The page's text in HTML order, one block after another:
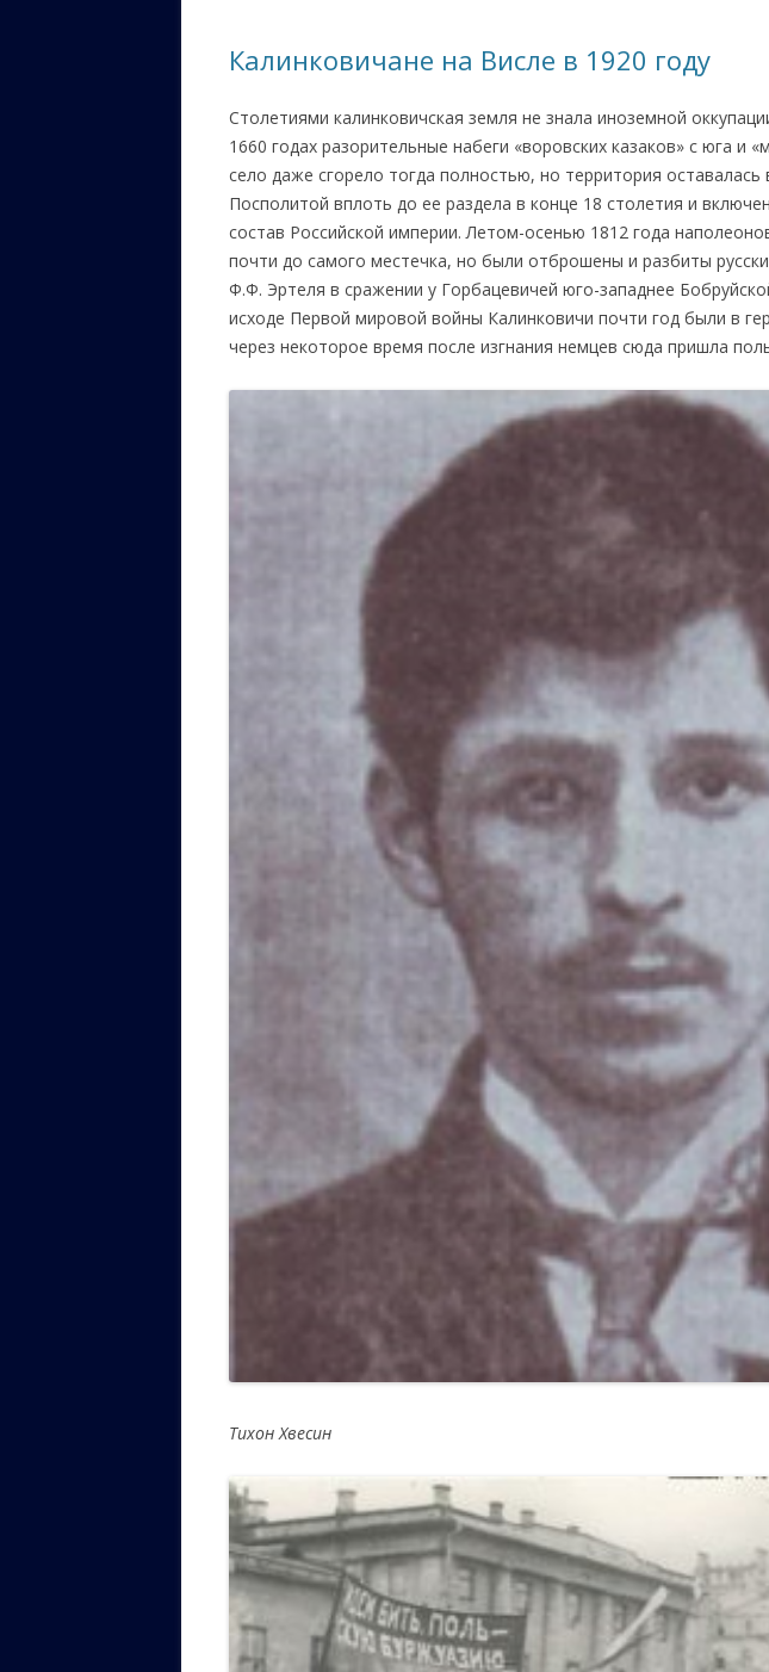
КАЛИНКОВИЧАХ СЕЙЧАС
ОЗАРИЧИ
ИНФОРМАЦИЯ К СТАРОМУ
САЙТУ
КТО
Калинковичане на Висле в 1920 году
Столетиями калинковичская земля не знала иноземной
1660 годах разорительные набеги «воровских казаков» с юга и
село даже сгорело тогда полностью, но территория оставалась
Посполитой вплоть до ее раздела в конце 18 столетия и
состав Российской империи. Летом-осенью 1812 года
почти до самого местечка, но были отброшены и разбиты
Ф.Ф. Эртеля в сражении у Горбацевичей юго-западнее
исходе Первой мировой войны Калинковичи почти год были в
через некоторое время после изгнания немцев сюда пришла
Тихон Хвесин